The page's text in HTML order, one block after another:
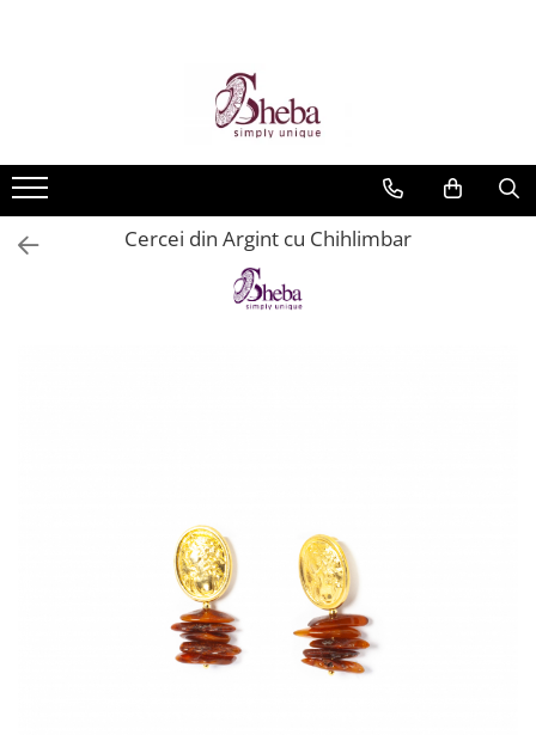
Cercei din Argint cu Chihlimbar